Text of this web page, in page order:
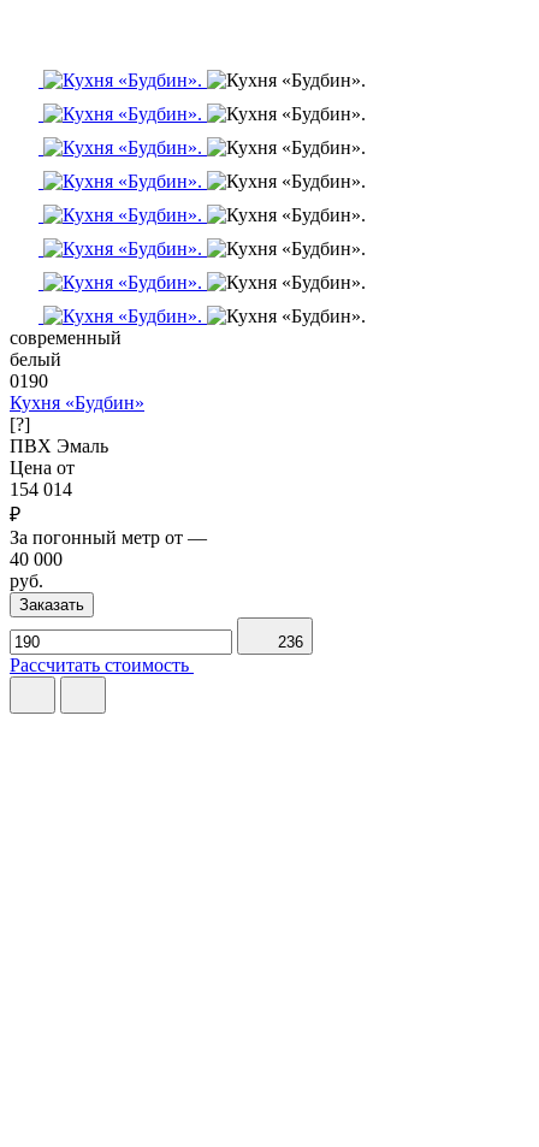
современный
белый
0190
Кухня «Будбин»
[?]
ПВХ Эмаль
Цена от
154 014
₽
За погонный метр от —
40 000
руб.
Заказать
236
Рассчитать стоимость